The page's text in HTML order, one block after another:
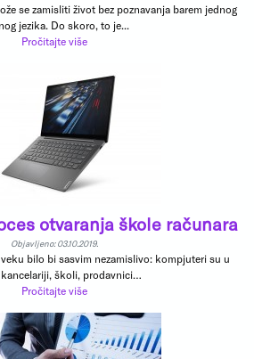
se zamisliti život bez poznavanja barem jednog
jezika. Do skoro, to je...
Pročitajte više
otvaranja škole računara
Objavljeno: 03.10.2019.
bilo bi sasvim nezamislivo: kompjuteri su u
školi, prodavnici…
Pročitajte više